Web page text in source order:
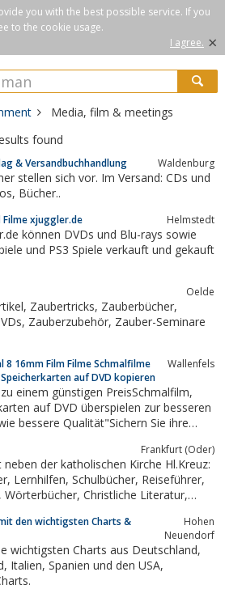
you with the best possible service. If you
to the cookie usage.
I agree. ×
Media, film & meetings
found
& Versandbuchhandlung Waldenburg
stellen sich vor. Im Versand: CDs und
MCs, Liederbücher, Videos, Bücher..
xjuggler.de Helmstedt
Oelde
16mm Film Filme Schmalfilme
auf DVD kopieren
Wallenfels
einem günstigen PreisSchmalfilm,
bessere Qualität"Sichern Sie ihre
8, Normal 8 und 16 mm
Frankfurt (Oder)
der katholischen Kirche Hl.Kreuz:
7000 klassische Musik-CD's,...
den wichtigsten Charts &
Hohen
Neuendorf
wichtigsten Charts aus Deutschland,
Charts.